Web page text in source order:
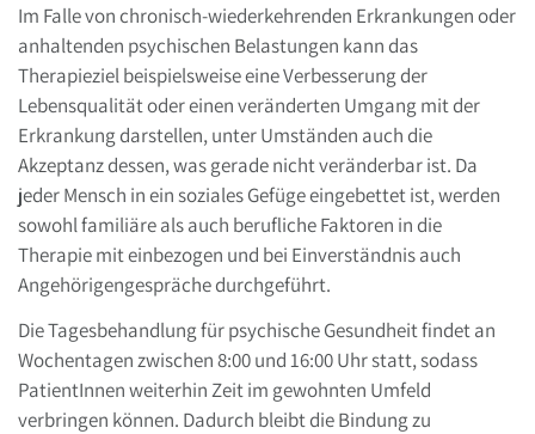
Im Falle von chronisch-wiederkehrenden Erkrankungen oder
anhaltenden psychischen Belastungen kann das
Therapieziel beispielsweise eine Verbesserung der
Lebensqualität oder einen veränderten Umgang mit der
Erkrankung darstellen, unter Umständen auch die
Akzeptanz dessen, was gerade nicht veränderbar ist. Da
jeder Mensch in ein soziales Gefüge eingebettet ist, werden
sowohl familiäre als auch berufliche Faktoren in die
Therapie mit einbezogen und bei Einverständnis auch
Angehörigengespräche durchgeführt.
Die Tagesbehandlung für psychische Gesundheit findet an
Wochentagen zwischen 8:00 und 16:00 Uhr statt, sodass
PatientInnen weiterhin Zeit im gewohnten Umfeld
verbringen können. Dadurch bleibt die Bindung zu